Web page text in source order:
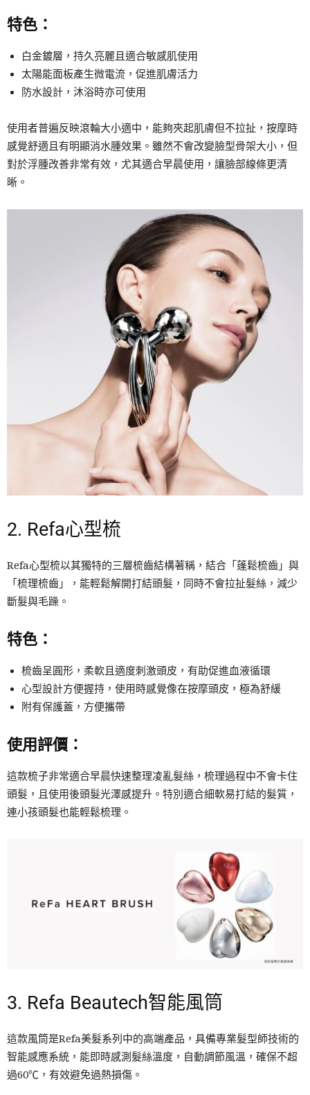
特色：
白金鍍層，持久亮麗且適合敏感肌使用
太陽能面板產生微電流，促進肌膚活力
防水設計，沐浴時亦可使用
使用者普遍反映滾輪大小適中，能夠夾起肌膚但不拉扯，按摩時
感覺舒適且有明顯消水腫效果。雖然不會改變臉型骨架大小，但
對於浮腫改善非常有效，尤其適合早晨使用，讓臉部線條更清
晰。
2. Refa心型梳
Refa心型梳以其獨特的三層梳齒結構著稱，結合「蓬鬆梳齒」與
「梳理梳齒」，能輕鬆解開打結頭髮，同時不會拉扯髮絲，減少
斷髮與毛躁。
特色：
梳齒呈圓形，柔軟且適度刺激頭皮，有助促進血液循環
心型設計方便握持，使用時感覺像在按摩頭皮，極為舒緩
附有保護蓋，方便攜帶
使用評價：
這款梳子非常適合早晨快速整理凌亂髮絲，梳理過程中不會卡住
頭髮，且使用後頭髮光澤感提升。特別適合細軟易打結的髮質，
連小孩頭髮也能輕鬆梳理。
3. Refa Beautech智能風筒
這款風筒是Refa美髮系列中的高端產品，具備專業髮型師技術的
智能感應系統，能即時感測髮絲溫度，自動調節風溫，確保不超
過60℃，有效避免過熱損傷。